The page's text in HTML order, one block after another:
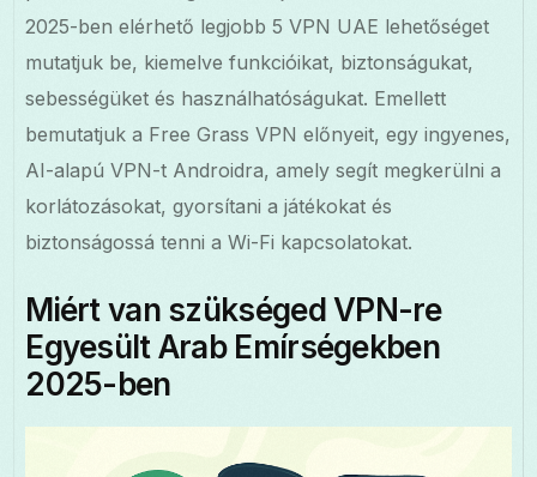
2025-ben elérhető legjobb 5 VPN UAE lehetőséget
mutatjuk be, kiemelve funkcióikat, biztonságukat,
sebességüket és használhatóságukat. Emellett
bemutatjuk a Free Grass VPN előnyeit, egy ingyenes,
AI-alapú VPN-t Androidra, amely segít megkerülni a
korlátozásokat, gyorsítani a játékokat és
biztonságossá tenni a Wi-Fi kapcsolatokat.
Miért van szükséged VPN-re
Egyesült Arab Emírségekben
2025-ben